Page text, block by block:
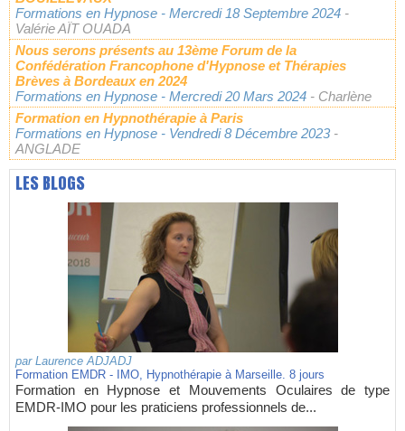
Formations en Hypnose - Mercredi 18 Septembre 2024 -
Valérie AÏT OUADA
Nous serons présents au 13ème Forum de la
Confédération Francophone d'Hypnose et Thérapies
Brèves à Bordeaux en 2024
Formations en Hypnose - Mercredi 20 Mars 2024 - Charlène
Formation en Hypnothérapie à Paris
Formations en Hypnose - Vendredi 8 Décembre 2023 -
ANGLADE
LES BLOGS
par Laurence ADJADJ
Formation EMDR - IMO, Hypnothérapie à Marseille. 8 jours
Formation en Hypnose et Mouvements Oculaires de type
EMDR-IMO pour les praticiens professionnels de...